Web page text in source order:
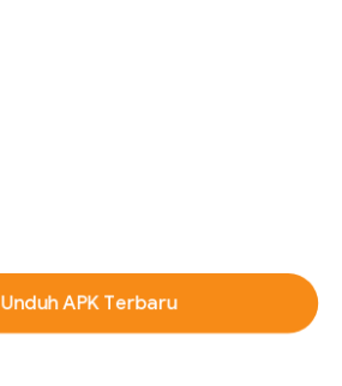
Unduh APK Terbaru